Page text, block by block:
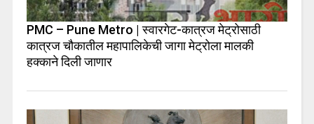
PMC – Pune Metro | स्वारगेट-कात्रज मेट्रोसाठी
कात्रज चौकातील महापालिकेची जागा मेट्रोला मालकी
हक्काने दिली जाणार